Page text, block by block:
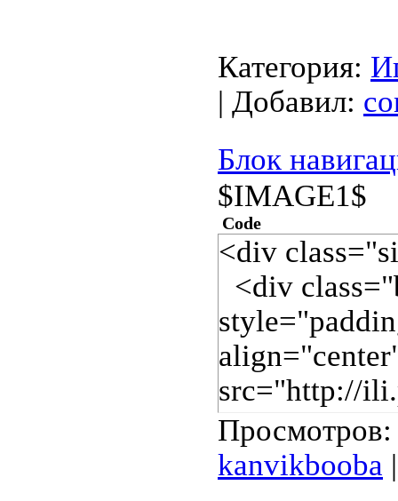
Категория:
| Добавил:
Блок
$IMAGE1$
Code
<div
<div
src="http://
title.png"
<div
kanvikbooba